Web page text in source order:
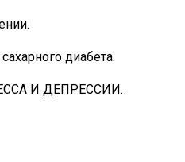
диабета.
И ДЕПРЕССИИ.